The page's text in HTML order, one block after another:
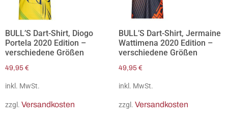
BULL’S Dart-Shirt, Diogo
Portela 2020 Edition –
verschiedene Größen
49,95 €
inkl. MwSt.
zzgl. Versandkosten
BULL’S Dart-Shirt, Jermaine
Wattimena 2020 Edition –
verschiedene Größen
49,95 €
inkl. MwSt.
zzgl. Versandkosten